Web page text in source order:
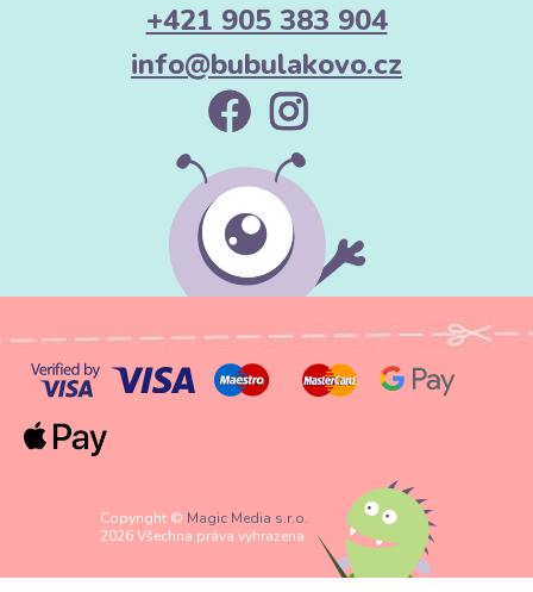
+421 905 383 904
info@bubulakovo.cz
Copyright © Magic Media s.r.o.
2026 Všechna práva vyhrazena